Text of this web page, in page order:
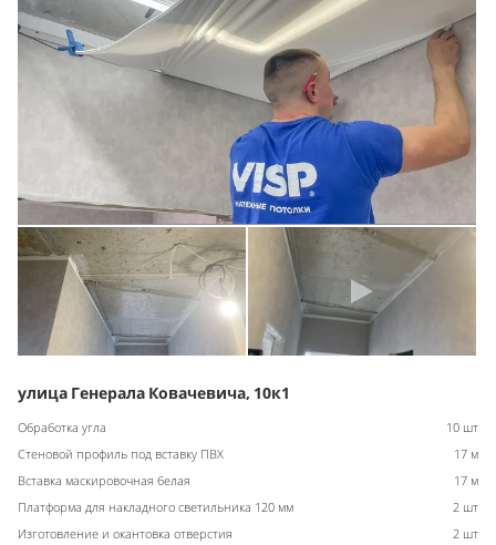
улица Генерала Ковачевича, 10к1
Обработка угла
10 шт
Стеновой профиль под вставку ПВХ
17 м
Вставка маскировочная белая
17 м
Платформа для накладного светильника 120 мм
2 шт
Изготовление и окантовка отверстия
2 шт